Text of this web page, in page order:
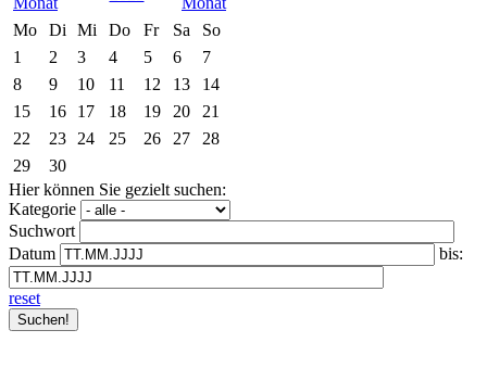
Mo
Di Mi Do Fr Sa
So
1
2 3 4 5 6
7
8
9 10 11 12 13
14
15
16 17 18 19 20
21
22
23 24 25 26 27
28
29
30
Hier können Sie gezielt suchen:
Kategorie
Suchwort
Datum
bis:
reset